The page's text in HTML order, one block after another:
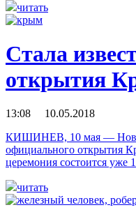
читать
Стала
открытия
13:08 10.05.2018
КИШИНЕВ, 10 мая —
официального открытия
церемония состоится
читать